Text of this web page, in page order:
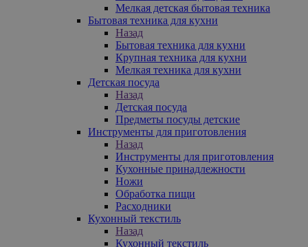
Мелкая детская бытовая техника
Бытовая техника для кухни
Назад
Бытовая техника для кухни
Крупная техника для кухни
Мелкая техника для кухни
Детская посуда
Назад
Детская посуда
Предметы посуды детские
Инструменты для приготовления
Назад
Инструменты для приготовления
Кухонные принадлежности
Ножи
Обработка пищи
Расходники
Кухонный текстиль
Назад
Кухонный текстиль